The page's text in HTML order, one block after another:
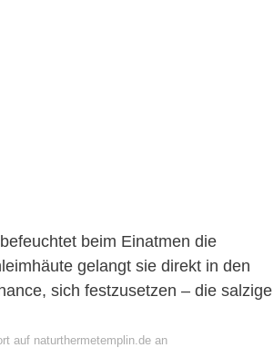
beim Einatmen die
gelangt sie direkt in den
sich festzusetzen – die salzige
auf naturthermetemplin.de an